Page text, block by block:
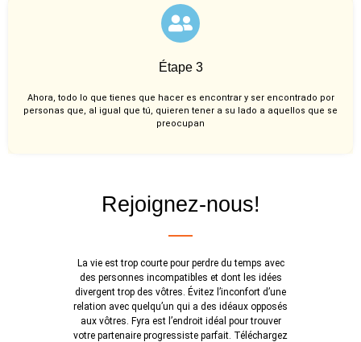
Étape 3
Ahora, todo lo que tienes que hacer es encontrar y ser encontrado por
personas que, al igual que tú, quieren tener a su lado a aquellos que se
preocupan
Rejoignez-nous!
La vie est trop courte pour perdre du temps avec
des personnes incompatibles et dont les idées
divergent trop des vôtres. Évitez l’inconfort d’une
relation avec quelqu’un qui a des idéaux opposés
aux vôtres. Fyra est l’endroit idéal pour trouver
votre partenaire progressiste parfait. Téléchargez